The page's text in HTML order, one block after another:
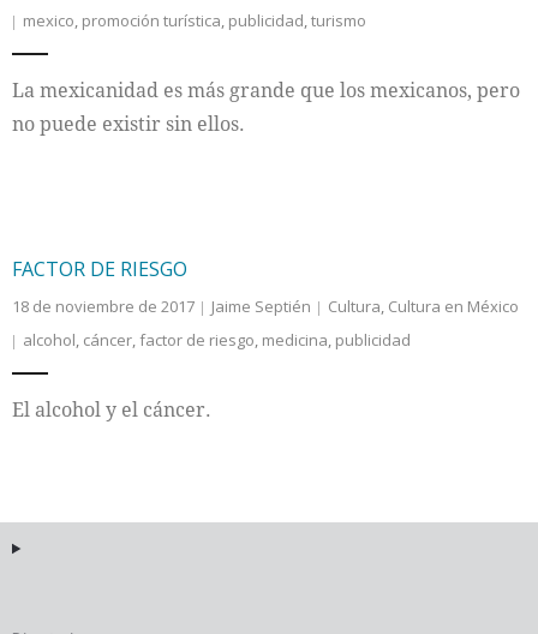
mexico, promoción turística, publicidad,turismo
La mexicanidad es más grande que los mexicanos, pero
no puede existir sin ellos.
FACTOR DE RIESGO
18 de noviembre de 2017 Jaime Septién Cultura, Cultura en México
alcohol, cáncer,factor de riesgo, medicina, publicidad
El alcohol y el cáncer.